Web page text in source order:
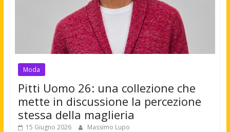
Moda
Pitti Uomo 26: una collezione che
mette in discussione la percezione
stessa della maglieria
15 Giugno 2026 Massimo Lupo